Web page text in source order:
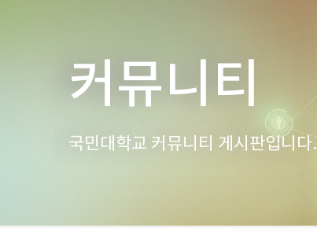
커뮤니티
국민대학교 커뮤니티 게시판입니다.